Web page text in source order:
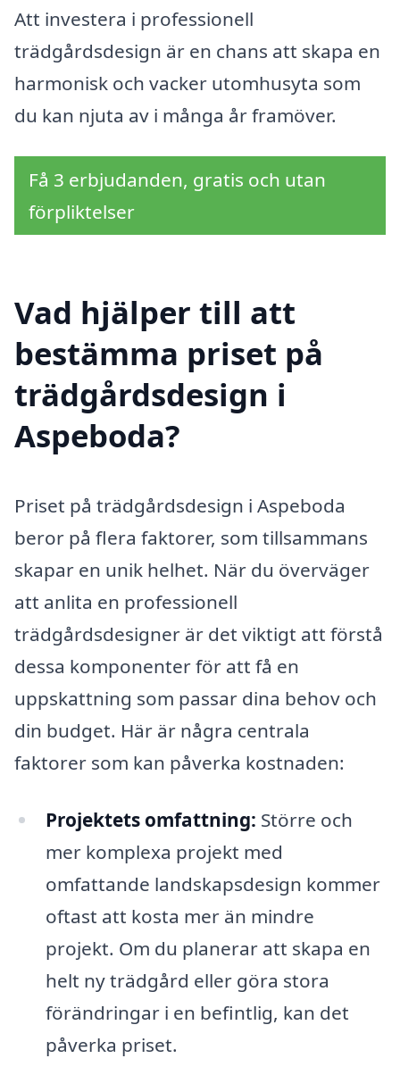
Att investera i professionell
trädgårdsdesign är en chans att skapa en
harmonisk och vacker utomhusyta som
du kan njuta av i många år framöver.
Få 3 erbjudanden, gratis och utan
förpliktelser
Vad hjälper till att
bestämma priset på
trädgårdsdesign i
Aspeboda?
Priset på trädgårdsdesign i Aspeboda
beror på flera faktorer, som tillsammans
skapar en unik helhet. När du överväger
att anlita en professionell
trädgårdsdesigner är det viktigt att förstå
dessa komponenter för att få en
uppskattning som passar dina behov och
din budget. Här är några centrala
faktorer som kan påverka kostnaden:
Projektets omfattning: Större och
mer komplexa projekt med
omfattande landskapsdesign kommer
oftast att kosta mer än mindre
projekt. Om du planerar att skapa en
helt ny trädgård eller göra stora
förändringar i en befintlig, kan det
påverka priset.